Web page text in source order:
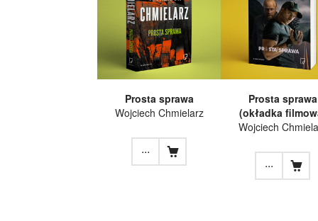
Prosta sprawa
Wojciech Chmielarz
...
Prosta sprawa
(okładka
Wojciech
...